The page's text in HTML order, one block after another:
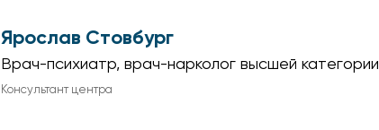
Ярослав Стовбург
Врач-психиатр, врач-нарколог высшей категории
Консультант центра